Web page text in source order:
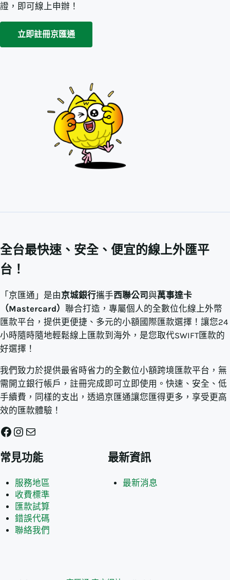
證，即可線上申辦！
立即註冊京匯通
全台最快速、安全、便宜的線上外匯平
台！
「京匯通」是由京城銀行攜手西聯公司與萬事達卡
（Mastercard）聯合打造，專屬個人的全數位化線上外幣
匯款平台，提供更便捷、多元的小額國際匯款選擇！讓您24
小時隨時隨地輕鬆線上匯款到海外，是您取代SWIFT匯款的
好選擇！
我們致力於提供最省時省力的全數位小額跨境匯款平台，無
需開立銀行帳戶，註冊完成即可立即使用。快速、安全、低
手續費，同樣的支出，透過京匯通讓您匯得更多，享受更高
效的匯款體驗！
Facebook
Instagram
電子郵件
常見功能
服務地區
收費標準
匯款試算
錯誤代碼
聯絡我們
最新資訊
最新消息